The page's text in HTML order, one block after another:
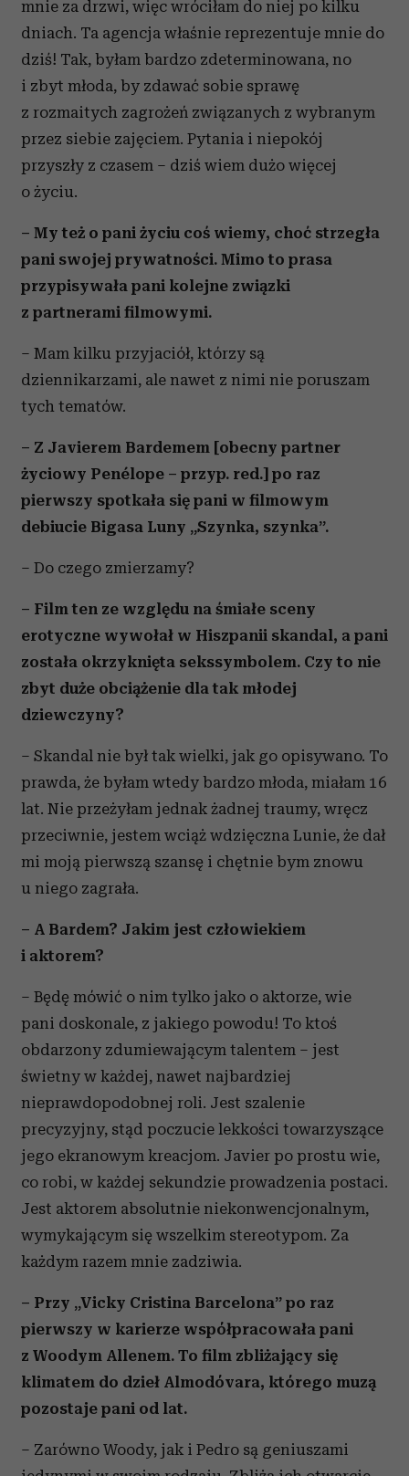
mnie za drzwi, więc wróciłam do niej po kilku
dniach. Ta agencja właśnie reprezentuje mnie do
dziś! Tak, byłam bardzo zdeterminowana, no
i zbyt młoda, by zdawać sobie sprawę
z rozmaitych zagrożeń związanych z wybranym
przez siebie zajęciem. Pytania i niepokój
przyszły z czasem – dziś wiem dużo więcej
o życiu.
– My też o pani życiu coś wiemy, choć strzegła
pani swojej prywatności. Mimo to prasa
przypisywała pani kolejne związki
z partnerami filmowymi.
– Mam kilku przyjaciół, którzy są
dziennikarzami, ale nawet z nimi nie poruszam
tych tematów.
– Z Javierem Bardemem [obecny partner
życiowy Penélope – przyp. red.] po raz
pierwszy spotkała się pani w filmowym
debiucie Bigasa Luny „Szynka, szynka”.
– Do czego zmierzamy?
– Film ten ze względu na śmiałe sceny
erotyczne wywołał w Hiszpanii skandal, a pani
została okrzyknięta sekssymbolem. Czy to nie
zbyt duże obciążenie dla tak młodej
dziewczyny?
– Skandal nie był tak wielki, jak go opisywano. To
prawda, że byłam wtedy bardzo młoda, miałam 16
lat. Nie przeżyłam jednak żadnej traumy, wręcz
przeciwnie, jestem wciąż wdzięczna Lunie, że dał
mi moją pierwszą szansę i chętnie bym znowu
u niego zagrała.
– A Bardem? Jakim jest człowiekiem
i aktorem?
– Będę mówić o nim tylko jako o aktorze, wie
pani doskonale, z jakiego powodu! To ktoś
obdarzony zdumiewającym talentem – jest
świetny w każdej, nawet najbardziej
nieprawdopodobnej roli. Jest szalenie
precyzyjny, stąd poczucie lekkości towarzyszące
jego ekranowym kreacjom. Javier po prostu wie,
co robi, w każdej sekundzie prowadzenia postaci.
Jest aktorem absolutnie niekonwencjonalnym,
wymykającym się wszelkim stereotypom. Za
każdym razem mnie zadziwia.
– Przy „Vicky Cristina Barcelona” po raz
pierwszy w karierze współpracowała pani
z Woodym Allenem. To film zbliżający się
klimatem do dzieł Almodóvara, którego muzą
pozostaje pani od lat.
– Zarówno Woody, jak i Pedro są geniuszami